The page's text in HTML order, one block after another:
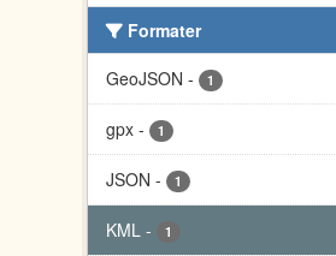
Formater
GeoJSON - 1
gpx - 1
JSON - 1
KML - 1